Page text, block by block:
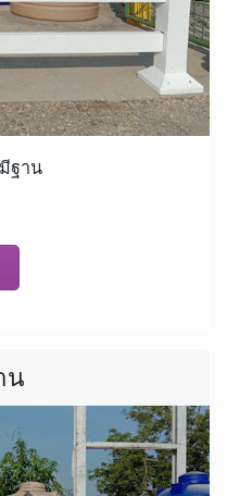
ฐาน
น